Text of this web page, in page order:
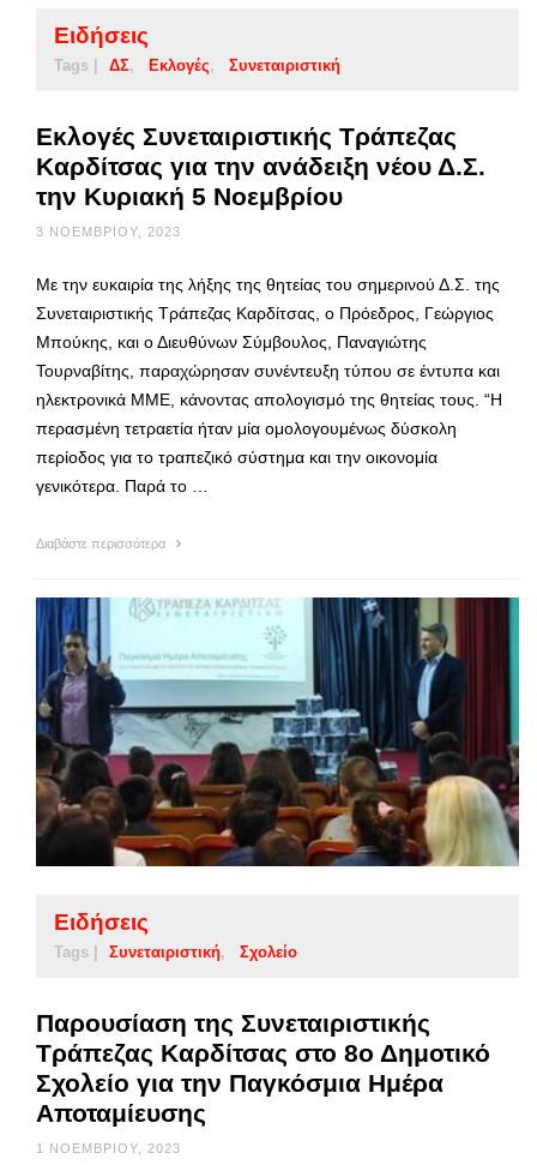
Ειδήσεις
Tags | ΔΣ Εκλογές Συνεταιριστική
Εκλογές Συνεταιριστικής Τράπεζας
Καρδίτσας για την ανάδειξη νέου Δ.Σ.
την Κυριακή 5 Νοεμβρίου
3 ΝΟΕΜΒΡΊΟΥ, 2023
Με την ευκαιρία της λήξης της θητείας του σημερινού Δ.Σ. της
Συνεταιριστικής Τράπεζας Καρδίτσας, ο Πρόεδρος, Γεώργιος
Μπούκης, και ο Διευθύνων Σύμβουλος, Παναγιώτης
Τουρναβίτης, παραχώρησαν συνέντευξη τύπου σε έντυπα και
ηλεκτρονικά ΜΜΕ, κάνοντας απολογισμό της θητείας τους. “Η
περασμένη τετραετία ήταν μία ομολογουμένως δύσκολη
περίοδος για το τραπεζικό σύστημα και την οικονομία
γενικότερα. Παρά το …
Διαβάστε περισσότερα
Ειδήσεις
Tags | Συνεταιριστική Σχολείο
Παρουσίαση της Συνεταιριστικής
Τράπεζας Καρδίτσας στο 8ο Δημοτικό
Σχολείο για την Παγκόσμια Ημέρα
Αποταμίευσης
1 ΝΟΕΜΒΡΊΟΥ, 2023